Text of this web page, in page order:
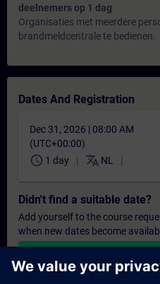
deelnemers op 1 dag
Organisaties met meerdere
brandmeldcentrale te bedienen.
Dates And Registration
Dec 31, 2026 | 08:00 AM
(UTC+00:00)
schedule 1 day translate NL
Didn't find a suitable date?
Add yourself to the course
when new dates become